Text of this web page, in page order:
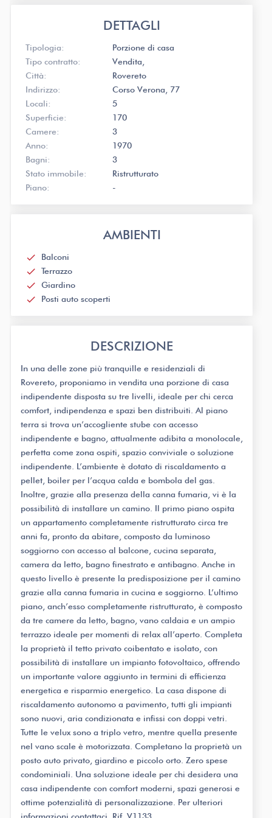
DETTAGLI
Tipologia:
Porzione di casa
Tipo contratto:
Vendita
Città:
Rovereto
Indirizzo:
Corso Verona, 77
Locali:
5
Superficie:
170
Camere:
3
Anno:
1970
Bagni:
3
Stato immobile:
Ristrutturato
Piano:
-
AMBIENTI
check Balconi
check Terrazzo
check Giardino
check Posti auto scoperti
DESCRIZIONE
In una delle zone più tranquille e residenziali di
Rovereto, proponiamo in vendita una porzione di casa
indipendente disposta su tre livelli, ideale per chi cerca
comfort, indipendenza e spazi ben distribuiti. Al piano
terra si trova un’accogliente stube con accesso
indipendente e bagno, attualmente adibita a monolocale,
perfetta come zona ospiti, spazio conviviale o soluzione
indipendente. L’ambiente è dotato di riscaldamento a
pellet, boiler per l’acqua calda e bombola del gas.
Inoltre, grazie alla presenza della canna fumaria, vi è la
possibilità di installare un camino. Il primo piano ospita
un appartamento completamente ristrutturato circa tre
anni fa, pronto da abitare, composto da luminoso
soggiorno con accesso al balcone, cucina separata,
camera da letto, bagno finestrato e antibagno. Anche in
questo livello è presente la predisposizione per il camino
grazie alla canna fumaria in cucina e soggiorno. L’ultimo
piano, anch’esso completamente ristrutturato, è composto
da tre camere da letto, bagno, vano caldaia e un ampio
terrazzo ideale per momenti di relax all’aperto. Completa
la proprietà il tetto privato coibentato e isolato, con
possibilità di installare un impianto fotovoltaico, offrendo
un importante valore aggiunto in termini di efficienza
energetica e risparmio energetico. La casa dispone di
riscaldamento autonomo a pavimento, tutti gli impianti
sono nuovi, aria condizionata e infissi con doppi vetri.
Tutte le velux sono a triplo vetro, mentre quella presente
nel vano scale è motorizzata. Completano la proprietà un
posto auto privato, giardino e piccolo orto. Zero spese
condominiali. Una soluzione ideale per chi desidera una
casa indipendente con comfort moderni, spazi generosi e
ottime potenzialità di personalizzazione. Per ulteriori